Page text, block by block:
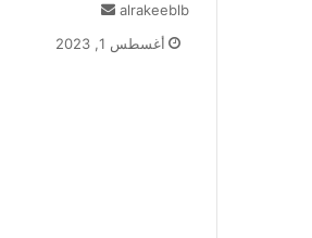
alrakeeblb
س
أغسطس 1, 2023